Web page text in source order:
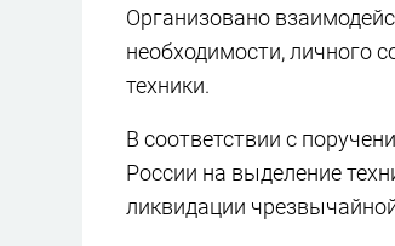
Организовано
необходимости, личного
техники.
В соответствии с
России на выделение
ликвидации